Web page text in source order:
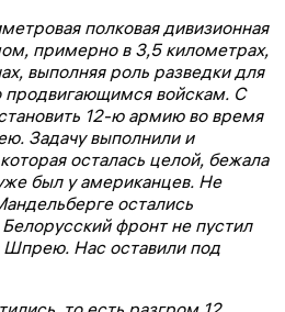
полковая дивизионная
примерно в 3,5 километрах,
выполняя роль разведки для
продвигающимся войскам. С
12-ю армию во время
Задачу выполнили и
осталась целой, бежала
был у американцев. Не
остались
фронт не пустил
Шпрею. Нас оставили под